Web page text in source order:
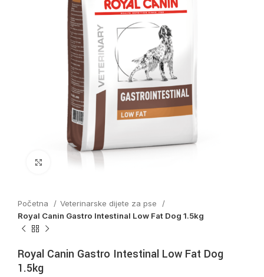
Click to enlarge
Početna
Veterinarske dijete za pse
Royal Canin Gastro Intestinal Low Fat Dog 1.5kg
Royal Canin Gastro Intestinal Low Fat Dog
1.5kg